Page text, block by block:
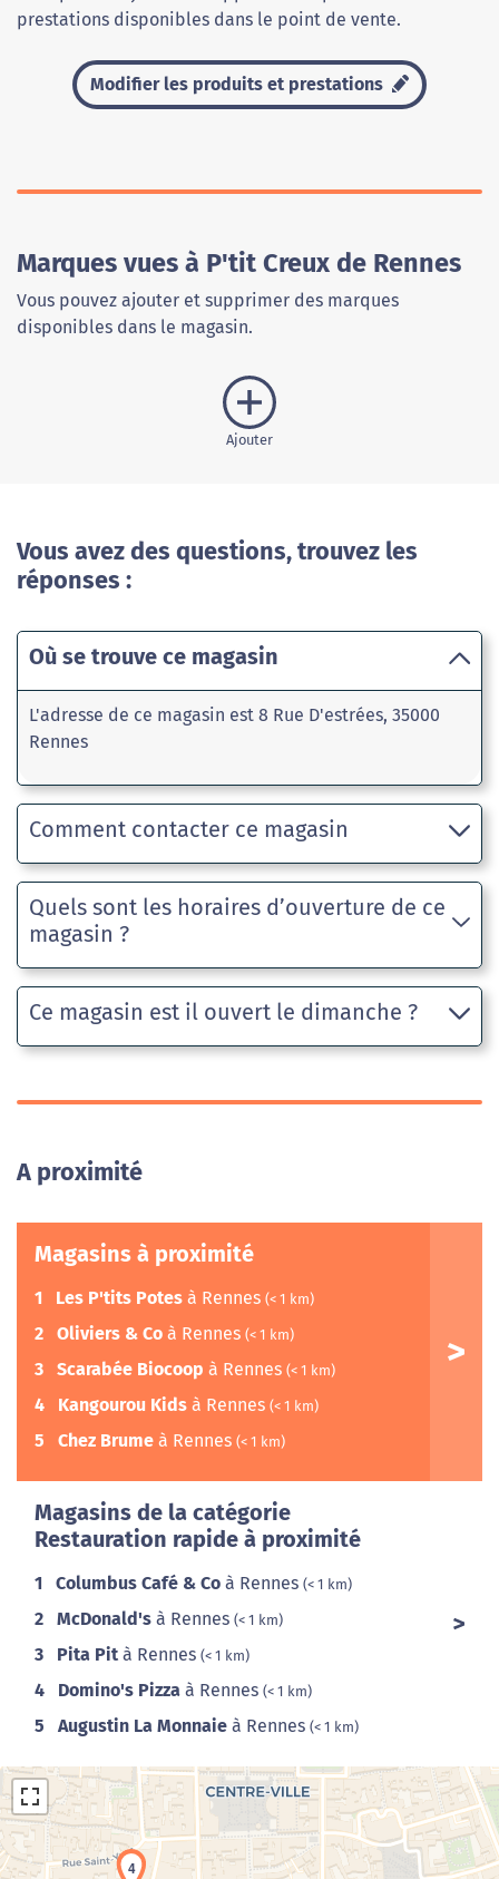
prestations disponibles dans le point de vente.
Modifier les produits et prestations
Marques vues à P'tit Creux de Rennes
Vous pouvez ajouter et supprimer des marques
disponibles dans le magasin.
Ajouter
Vous avez des questions, trouvez les
réponses :
Où se trouve ce magasin
L'adresse de ce magasin est 8 Rue D'estrées, 35000
Rennes
Comment contacter ce magasin
Quels sont les horaires d’ouverture de ce
magasin ?
Ce magasin est il ouvert le dimanche ?
A proximité
Magasins à proximité
1 Les P'tits Potes à Rennes (< 1 km)
2 Oliviers & Co à Rennes (< 1 km)
3 Scarabée Biocoop à Rennes (< 1 km)
4 Kangourou Kids à Rennes (< 1 km)
5 Chez Brume à Rennes (< 1 km)
Magasins de la catégorie
Restauration rapide à proximité
1 Columbus Café & Co à Rennes (< 1 km)
2 McDonald's à Rennes (< 1 km)
3 Pita Pit à Rennes (< 1 km)
4 Domino's Pizza à Rennes (< 1 km)
5 Augustin La Monnaie à Rennes (< 1 km)
4